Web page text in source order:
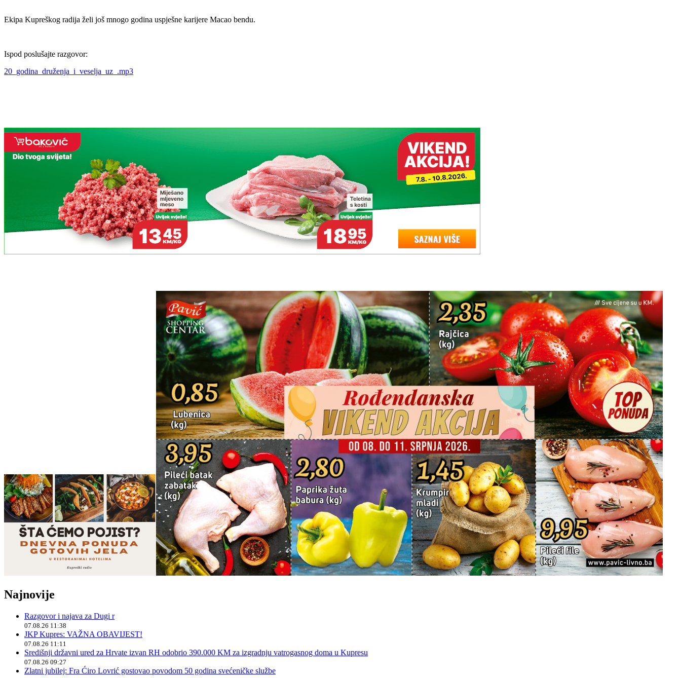
Ekipa Kupreškog radija želi još mnogo godina uspješne karijere Macao bendu.
Ispod poslušajte razgovor:
20_godina_druženja_i_veselja_uz_.mp3
Najnovije
Razgovor i najava za Dugi r
07.08.26 11:38
JKP Kupres: VAŽNA OBAVIJEST!
07.08.26 11:11
Središnji državni ured za Hrvate izvan RH odobrio 390.000 KM za izgradnju vatrogasnog doma u Kupresu
07.08.26 09:27
Zlatni jubilej: Fra Ćiro Lovrić gostovao povodom 50 godina svećeničke službe